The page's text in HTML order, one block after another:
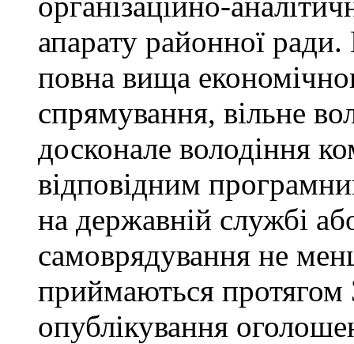
апарату районної
повна вища
спрямування, вільне
досконале володіння
відповідним
на державній службі
самоврядування не
приймаються протягом
опублікування